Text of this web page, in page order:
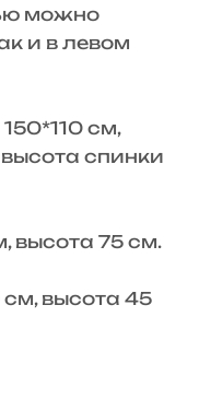
можно
и в левом
см,
спинки
высота 75 см.
высота 45